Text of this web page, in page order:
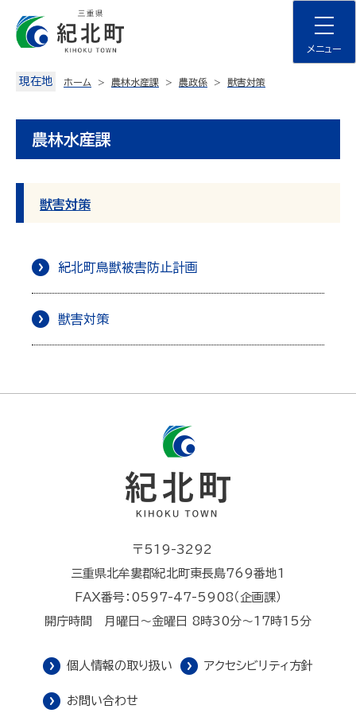
content
メニュー
現在地 ホーム 農林水産課 農政係 獣害対策
農林水産課
獣害対策
紀北町鳥獣被害防止計画
獣害対策
〒519-3292
三重県北牟婁郡紀北町東長島769番地1
FAX番号：0597-47-5908（企画課）
開庁時間 月曜日～金曜日 8時30分～17時15分
個人情報の取り扱い アクセシビリティ方針
お問い合わせ